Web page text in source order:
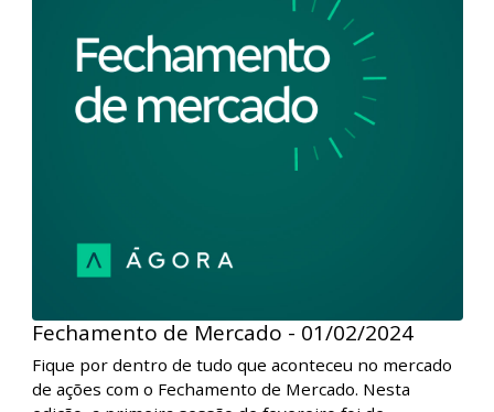
Fique por dentro de tudo que aconteceu no mercado
de ações com o Fechamento de Mercado. Nesta
edição, a super quarta-feira foi de bastante
volatilidade nos mercados globais, com investidores
avaliando cada detalhe da decisão de juros nos
Estados Unidos e, principalmente, as sinalizações que
foram passadas pela autoridade monetária.